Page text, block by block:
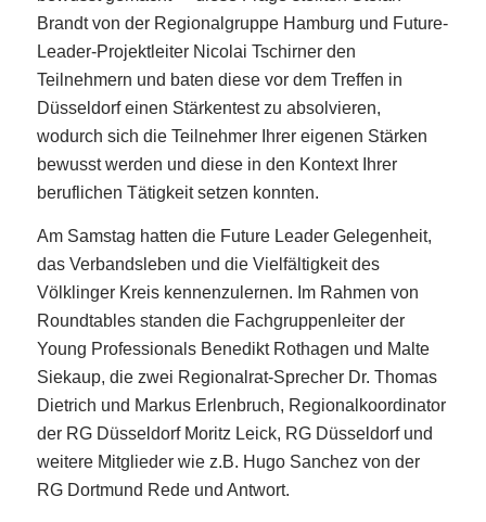
Brandt von der Regionalgruppe Hamburg und Future-
Leader-Projektleiter Nicolai Tschirner den
Teilnehmern und baten diese vor dem Treffen in
Düsseldorf einen Stärkentest zu absolvieren,
wodurch sich die Teilnehmer Ihrer eigenen Stärken
bewusst werden und diese in den Kontext Ihrer
beruflichen Tätigkeit setzen konnten.
Am Samstag hatten die Future Leader Gelegenheit,
das Verbandsleben und die Vielfältigkeit des
Völklinger Kreis kennenzulernen. Im Rahmen von
Roundtables standen die Fachgruppenleiter der
Young Professionals Benedikt Rothagen und Malte
Siekaup, die zwei Regionalrat-Sprecher Dr. Thomas
Dietrich und Markus Erlenbruch, Regionalkoordinator
der RG Düsseldorf Moritz Leick, RG Düsseldorf und
weitere Mitglieder wie z.B. Hugo Sanchez von der
RG Dortmund Rede und Antwort.